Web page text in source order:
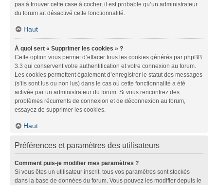
pas à trouver cette case à cocher, il est probable qu’un administrateur
du forum ait désactivé cette fonctionnalité.
Haut
À quoi sert « Supprimer les cookies » ?
Cette option vous permet d’effacer tous les cookies générés par phpBB
3.3 qui conservent votre authentification et votre connexion au forum.
Les cookies permettent également d’enregistrer le statut des messages
(s’ils sont lus ou non lus) dans le cas où cette fonctionnalité a été
activée par un administrateur du forum. Si vous rencontrez des
problèmes récurrents de connexion et de déconnexion au forum,
essayez de supprimer les cookies.
Haut
Préférences et paramètres des utilisateurs
Comment puis-je modifier mes paramètres ?
Si vous êtes un utilisateur inscrit, tous vos paramètres sont stockés
dans la base de données du forum. Vous pouvez les modifier depuis le